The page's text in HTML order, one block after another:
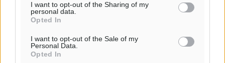
I want to opt-out of the Sharing of my
personal data.
Opted In
I want to opt-out of the Sale of my
Personal Data.
Opted In